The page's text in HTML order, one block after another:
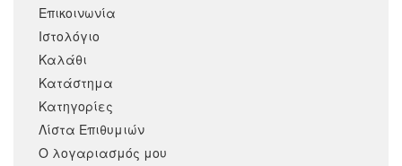
Επικοινωνία
Ιστολόγιο
Καλάθι
Κατάστημα
Κατηγορίες
Λίστα Επιθυμιών
Ο λογαριασμός μου